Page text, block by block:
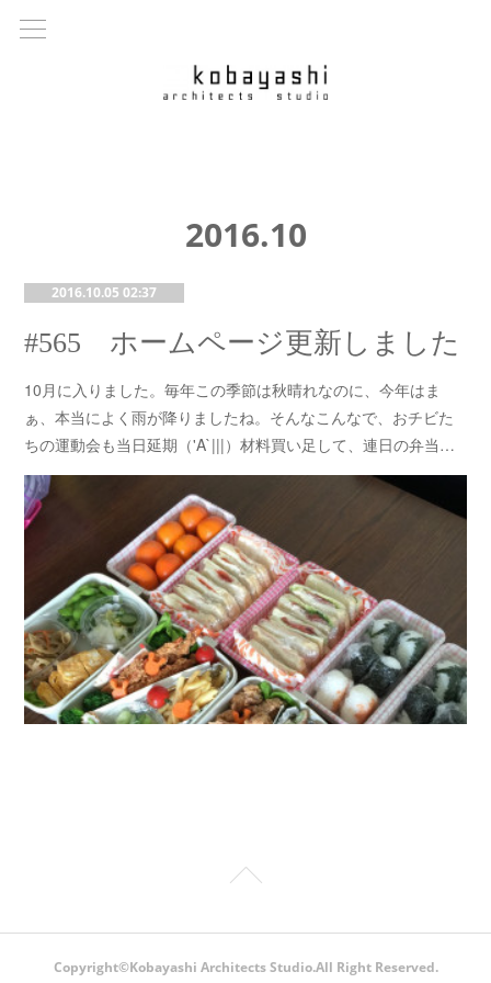
2016.10
2016.10.05 02:37
#565 ホームページ更新しました
10月に入りました。毎年この季節は秋晴れなのに、今年はま
ぁ、本当によく雨が降りましたね。そんなこんなで、おチビた
ちの運動会も当日延期（'A`|||）材料買い足して、連日の弁当…
Copyright©Kobayashi Architects Studio.All Right Reserved.